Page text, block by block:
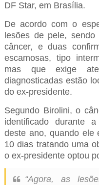
DF Star, em Brasília.
De acordo com o
lesões de pele,
câncer, e duas
escamosas, tipo
mas que exige
diagnosticadas estão
do ex-presidente.
Segundo Birolini, o
identificado durante
deste ano, quando ele
10 dias tratando uma
o ex-presidente optou
“Agora, as